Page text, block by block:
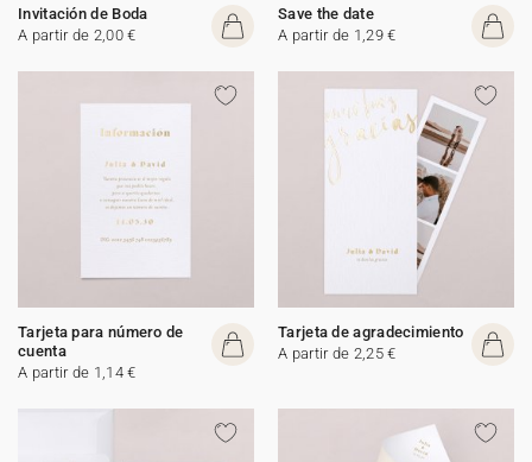
Invitación de Boda
A partir de 2,00 €
Save the date
A partir de 1,29 €
Tarjeta para número de
cuenta
A partir de 1,14 €
Tarjeta de agradecimiento
A partir de 2,25 €